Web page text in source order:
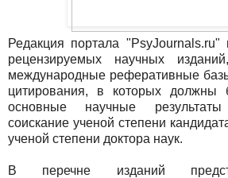
Редакция портала "PsyJournals.ru"
рецензируемых научных
международные реферативные
цитирования, в которых должны
основные научные
соискание ученой степени
ученой степени доктора наук.
В перечне изданий